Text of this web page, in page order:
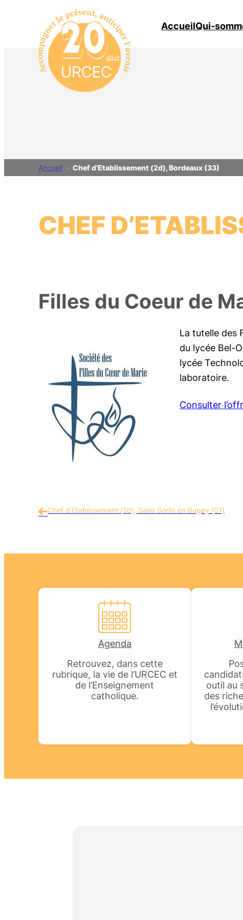
AccueilQui-
Accueil Chef d’Etablissement (2d), Bordeaux (33)
CHEF
Filles du Coeur de
La tutelle des
du lycée Bel-
lycée
laboratoire.
Consulter
Chef d’Etablissement (2d), Saint Sorlin en Bugey (01)
Agenda
Retrouvez, dans cette
rubrique, la vie de l’URCEC et
de l’Enseignement
catholique.
outil au
des